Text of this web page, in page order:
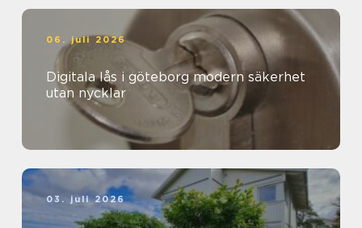
06. juli 2026
Digitala lås i göteborg modern säkerhet
utan nycklar
03. juli 2026